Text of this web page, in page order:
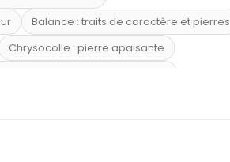
Balance : traits de caractère et pierres
Chrysocolle : pierre apaisante